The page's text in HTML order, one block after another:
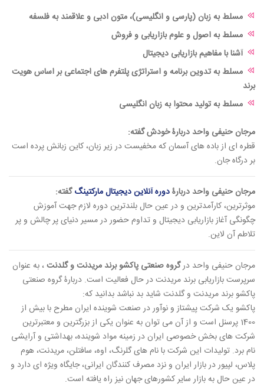
مسلط به زبان (پارسی و انگلیسی)، متون ادبی و علاقمند به فلسفه
مسلط به اصول و علوم بازاریابی و فروش
آشنا با مفاهیم بازاریابی دیجیتال
مسلط به تدوین برنامه و استراتژی پلتفرم های اجتماعی بر اساس هویت
برند
مسلط به تولید محتوا به زبان انگلیسی
مرجان حنیفی واحد دربارۀ خودش گفته:
قطره ای از باده های آسمان که مخفیست در زیر زبان، کاین زبانش پرده است
بر درگاه جان.
مرجان حنیفی واحد دربارۀدوره آنلاین دیجیتال مارکتینگگفته:
موثرترین، کارآمدترین و در عین حال بلندترین دوره لازم جهت آموزش
چگونگی آغاز بازاریابی دیجیتال و تداوم حضور در مسیر دنیای پر چالش و پر
تلاطم آن لاین.
مرجان حنیفی واحد درگروه صنعتی پاکشو برند مریدنت و گلدنت، به عنوان
سرپرست بازاریابی برند مریدنت در حال فعالیت است. دربارۀ گروه صنعتی
پاکشو برند مریدنت و گلدنت شاید بد نباشد بدانید که:
پاکشو یک شرکت پیشتاز و نوآور در صنعت شوینده ایران مطرح با بیش از
1400 پرسنل است و از آن می توان به عنوان یکی از بزرگترین و معتبرترین
شرکت های بخش خصوصی ایران در زمینه مواد شوینده، بهداشتی و آرایشی
نام برد. تولیدات این شرکت با نام های گلرنگ، اوه، سافتلن، مریدنت، هوم
پلاس، لپیور در بازار ایران و نزد مصرف کنندگان ایرانی، جایگاه ویژه ای دارد و
در عین حال به بازار سایر کشورهای جهان نیز راه یافته است.